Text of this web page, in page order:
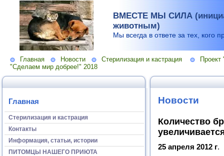
ВМЕСТЕ МЫ СИЛА
животным)
Мы всегда в ответе за тех, кого
Главная Новости Стерилизация и кастрация
"Сделаем мир добрее!" 2018
Главная
Стерилизация и кастрация
Контакты
Информация, статьи, истории
ПИТОМЦЫ НАШЕГО ПРИЮТА
Новости
Количество
25 апреля 2012 г.